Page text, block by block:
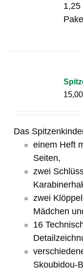
1,25
Das
einem Heft
Seiten,
zwei
zwei
Mädchen
16
Skoubidou-